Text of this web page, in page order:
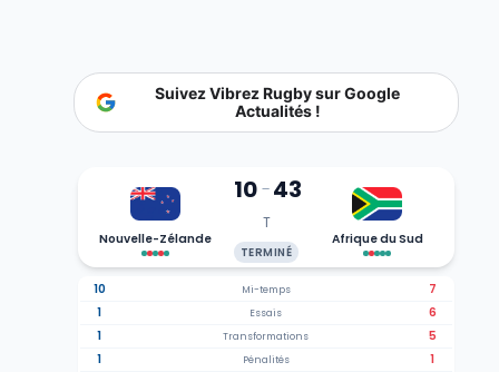
Suivez Vibrez Rugby sur Google
Actualités !
Nouvelle-Zélande
10-43
T
TERMINÉ
Afrique du Sud
10 Mi-temps
7
1
Essais
6
1
Transformations
5
1
Pénalités
1